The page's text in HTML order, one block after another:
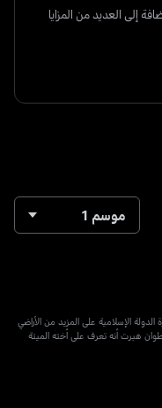
إلى العديد من المزايا
موسم 1
الإسلامية على المزيد من الأراضي
هبرت أنه تعرف على أخته الميتة